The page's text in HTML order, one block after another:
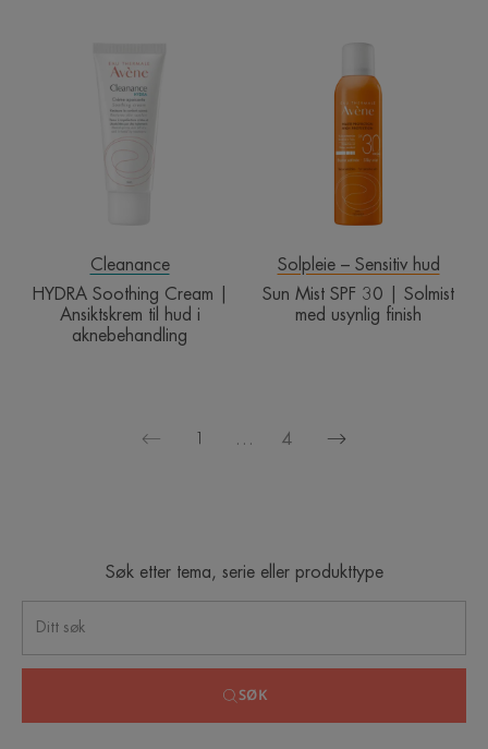
Soothing
Cream
|
Cleanance
HYDRA Soothing Cream |
Ansiktskrem til hud i
aknebehandling
SPF
30
|
Solmist
med
usynlig
Solpleie – Sensitiv hud
Sun Mist SPF 30 | Solmist
med usynlig finish
Forrige
1 … 4
Neste
Søk etter tema, serie eller produkttype
SØK